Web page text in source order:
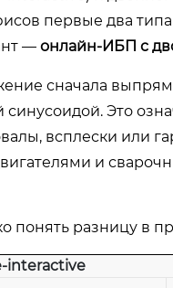
первые два
— онлайн-ИБП с
сначала
Это
всплески или
и
понять разницу в
interactive